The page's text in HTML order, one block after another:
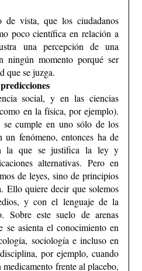
vista, que los ciudadanos
poco científica en relación a
una percepción de una
ningún momento porqué ser
que se juzga.
social, y en las ciencias
en la física, por ejemplo).
cumple en uno sólo de los
un fenómeno, entonces ha de
la que se justifica la ley y
alternativas. Pero en
de leyes, sino de principios
Ello quiere decir que solemos
y con el lenguaje de la
Sobre este suelo de arenas
se asienta el conocimiento en
sociología e incluso en
por ejemplo, cuando
frente al placebo,